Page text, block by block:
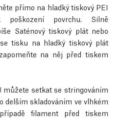
přímo na hladký tiskový PEI
povrchu. Silně
Saténový tiskový plát nebo
tisku na hladký tiskový plát
na něj před tiskem
setkat se stringováním
delším skladováním ve vlhkém
filament před tiskem